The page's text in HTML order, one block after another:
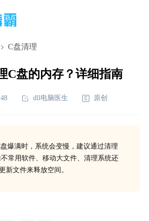
C盘清理
C盘的内存？详细指南
dll电脑医生 原创
爆满时，系统会变慢，建议通过清理
常用软件、移动大文件、清理系统还
新文件来释放空间。